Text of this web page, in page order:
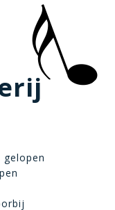
gelopen